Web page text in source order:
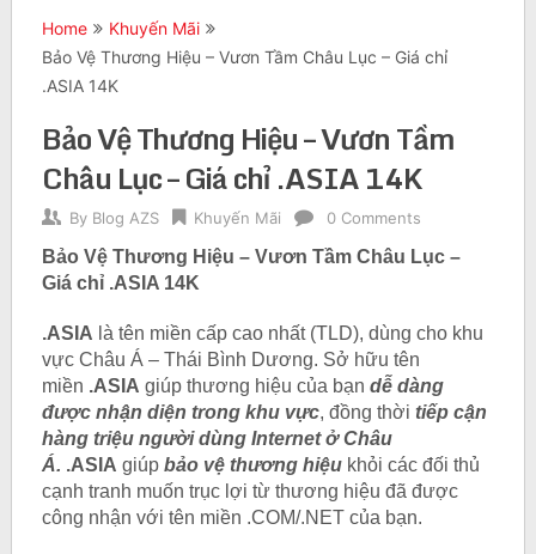
Home
Khuyến Mãi
Bảo Vệ Thương Hiệu – Vươn Tầm Châu Lục – Giá chỉ
.ASIA 14K
Bảo Vệ Thương Hiệu – Vươn Tầm
Châu Lục – Giá chỉ .ASIA 14K
By Blog AZS Khuyến Mãi 0 Comments
Bảo Vệ Thương Hiệu – Vươn Tầm Châu Lục –
Giá chỉ .ASIA 14K
.ASIA là tên miền cấp cao nhất (TLD), dùng cho khu
vực Châu Á – Thái Bình Dương. Sở hữu tên
miền .ASIA giúp thương hiệu của bạn dễ dàng
được nhận diện trong khu vực, đồng thời tiếp cận
hàng triệu người dùng Internet ở Châu
Á. .ASIA giúp bảo vệ thương hiệukhỏi các đối thủ
cạnh tranh muốn trục lợi từ thương hiệu đã được
công nhận với tên miền .COM/.NET của bạn.